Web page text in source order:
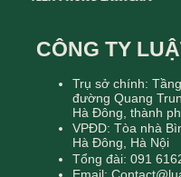
CÔNG TY
Trụ sở chính:
đường Quang
Hà Đông, thành
VPĐD: Tòa nhà
Hà Đông, Hà Nội
Tổng đài: 091